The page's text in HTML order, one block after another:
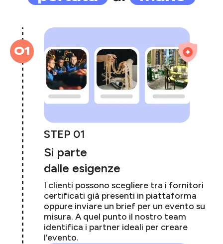
STEP 01
Si parte
dalle esigenze
I clienti possono scegliere tra i fornitori
certificati già presenti in piattaforma
oppure inviare un brief per un evento su
misura. A quel punto il nostro team
identifica i partner ideali per creare
l’evento.
01